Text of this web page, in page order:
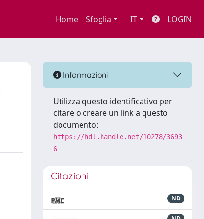
Home Sfoglia IT LOGIN
Informazioni
Utilizza questo identificativo per
citare o creare un link a questo
documento:
https://hdl.handle.net/10278/3693
6
Citazioni
ND